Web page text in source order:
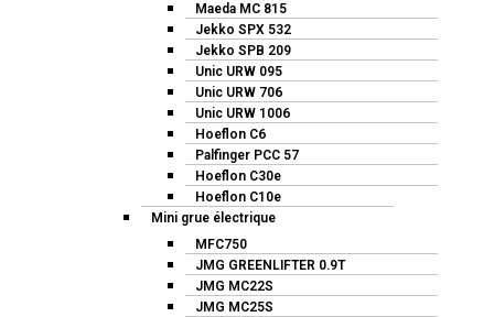
Maeda MC 815
Jekko SPX 532
Jekko SPB 209
Unic URW 095
Unic URW 706
Unic URW 1006
Hoeflon C6
Palfinger PCC 57
Hoeflon C30e
Hoeflon C10e
Mini grue électrique
MFC750
JMG GREENLIFTER 0.9T
JMG MC22S
JMG MC25S